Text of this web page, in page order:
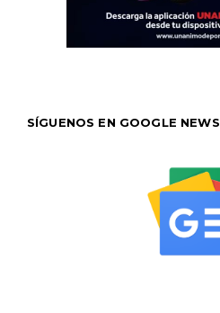
SÍGUENOS EN GOOGLE NEWS